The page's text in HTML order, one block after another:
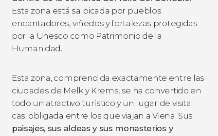
Esta zona está salpicada por pueblos
encantadores, viñedos y fortalezas protegidas
por la Unesco como Patrimonio de la
Humanidad.
Esta zona, comprendida exactamente entre las
ciudades de Melk y Krems, se ha convertido en
todo un atractivo turístico y un lugar de visita
casi obligada entre los que viajan a Viena. Sus
paisajes, sus aldeas y sus monasterios y